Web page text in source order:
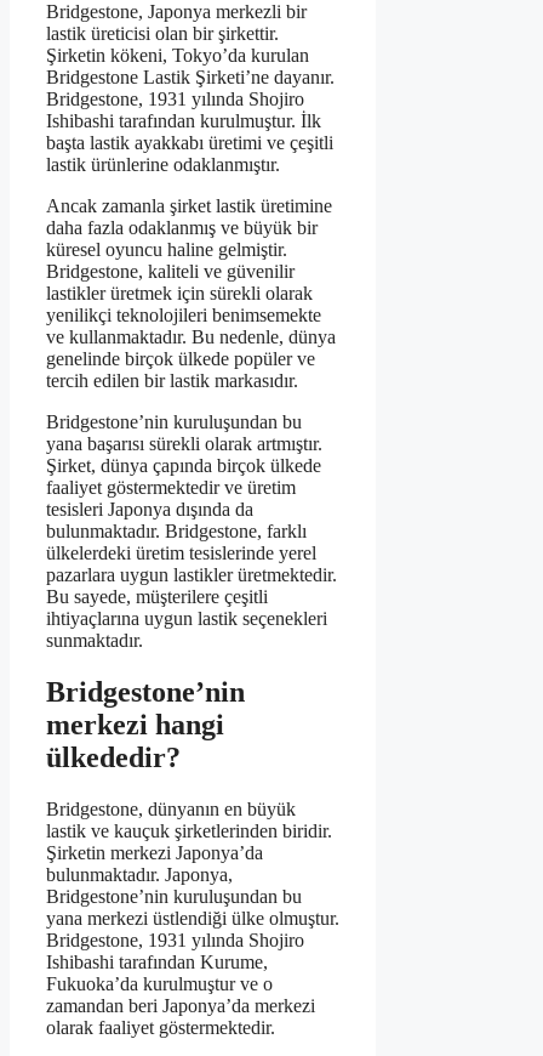
Bridgestone, Japonya merkezli bir
lastik üreticisi olan bir şirkettir.
Şirketin kökeni, Tokyo’da kurulan
Bridgestone Lastik Şirketi’ne dayanır.
Bridgestone, 1931 yılında Shojiro
Ishibashi tarafından kurulmuştur. İlk
başta lastik ayakkabı üretimi ve çeşitli
lastik ürünlerine odaklanmıştır.
Ancak zamanla şirket lastik üretimine
daha fazla odaklanmış ve büyük bir
küresel oyuncu haline gelmiştir.
Bridgestone, kaliteli ve güvenilir
lastikler üretmek için sürekli olarak
yenilikçi teknolojileri benimsemekte
ve kullanmaktadır. Bu nedenle, dünya
genelinde birçok ülkede popüler ve
tercih edilen bir lastik markasıdır.
Bridgestone’nin kuruluşundan bu
yana başarısı sürekli olarak artmıştır.
Şirket, dünya çapında birçok ülkede
faaliyet göstermektedir ve üretim
tesisleri Japonya dışında da
bulunmaktadır. Bridgestone, farklı
ülkelerdeki üretim tesislerinde yerel
pazarlara uygun lastikler üretmektedir.
Bu sayede, müşterilere çeşitli
ihtiyaçlarına uygun lastik seçenekleri
sunmaktadır.
Bridgestone’nin
merkezi hangi
ülkededir?
Bridgestone, dünyanın en büyük
lastik ve kauçuk şirketlerinden biridir.
Şirketin merkezi Japonya’da
bulunmaktadır. Japonya,
Bridgestone’nin kuruluşundan bu
yana merkezi üstlendiği ülke olmuştur.
Bridgestone, 1931 yılında Shojiro
Ishibashi tarafından Kurume,
Fukuoka’da kurulmuştur ve o
zamandan beri Japonya’da merkezi
olarak faaliyet göstermektedir.